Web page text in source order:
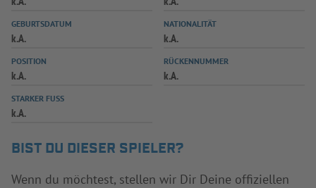
SPIELPLUS
GEBURTSDATUM
k.A.
NATIONALITÄT
k.A.
POSITION
k.A.
RÜCKENNUMMER
k.A.
STARKER FUSS
k.A.
BIST DU DIESER SPIELER?
Wenn du möchtest, stellen wir Dir Deine offiziellen